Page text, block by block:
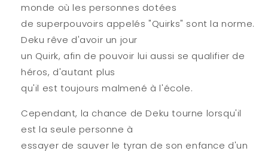
monde où les personnes dotées
de superpouvoirs appelés "Quirks" sont la norme.
Deku rêve d'avoir un jour
un Quirk, afin de pouvoir lui aussi se qualifier de
héros, d'autant plus
qu'il est toujours malmené à l'école.
Cependant, la chance de Deku tourne lorsqu'il
est la seule personne à
essayer de sauver le tyran de son enfance d'un